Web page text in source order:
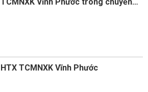
TCMNXK Vĩnh Phước trong chuyến
HTX TCMNXK Vĩnh Phước